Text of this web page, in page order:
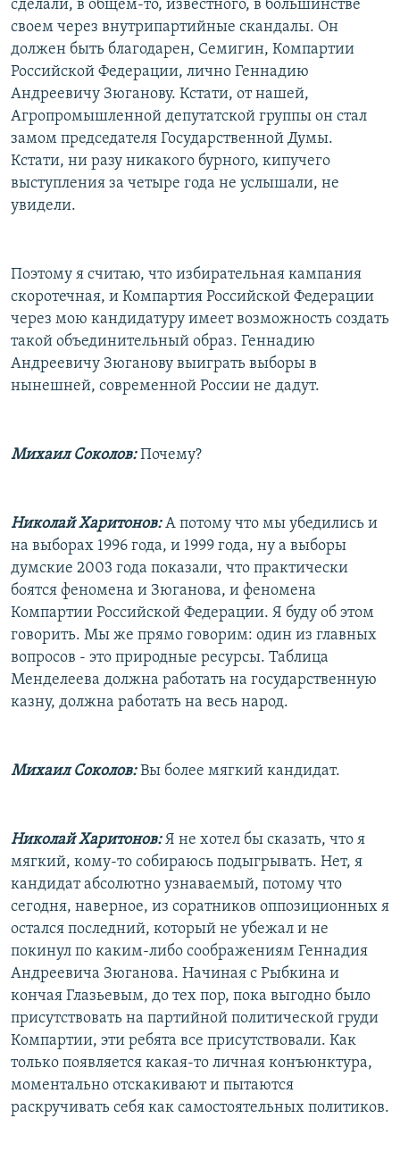
сделали, в общем-то, известного, в большинстве
своем через внутрипартийные скандалы. Он
должен быть благодарен, Семигин, Компартии
Российской Федерации, лично Геннадию
Андреевичу Зюганову. Кстати, от нашей,
Агропромышленной депутатской группы он стал
замом председателя Государственной Думы.
Кстати, ни разу никакого бурного, кипучего
выступления за четыре года не услышали, не
увидели.
Поэтому я считаю, что избирательная кампания
скоротечная, и Компартия Российской Федерации
через мою кандидатуру имеет возможность создать
такой объединительный образ. Геннадию
Андреевичу Зюганову выиграть выборы в
нынешней, современной России не дадут.
Михаил Соколов:Почему?
Николай Харитонов:А потому что мы убедились и
на выборах 1996 года, и 1999 года, ну а выборы
думские 2003 года показали, что практически
боятся феномена и Зюганова, и феномена
Компартии Российской Федерации. Я буду об этом
говорить. Мы же прямо говорим: один из главных
вопросов - это природные ресурсы. Таблица
Менделеева должна работать на государственную
казну, должна работать на весь народ.
Михаил Соколов:Вы более мягкий кандидат.
Николай Харитонов:Я не хотел бы сказать, что я
мягкий, кому-то собираюсь подыгрывать. Нет, я
кандидат абсолютно узнаваемый, потому что
сегодня, наверное, из соратников оппозиционных я
остался последний, который не убежал и не
покинул по каким-либо соображениям Геннадия
Андреевича Зюганова. Начиная с Рыбкина и
кончая Глазьевым, до тех пор, пока выгодно было
присутствовать на партийной политической груди
Компартии, эти ребята все присутствовали. Как
только появляется какая-то личная конъюнктура,
моментально отскакивают и пытаются
раскручивать себя как самостоятельных политиков.